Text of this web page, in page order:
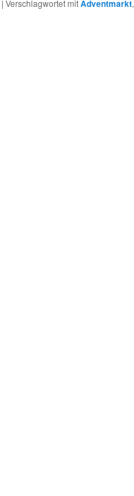
| Verschlagwortet mitAdventmarkt,